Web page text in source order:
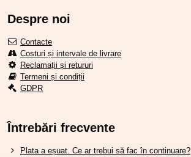
Despre noi
Contacte
Costuri și intervale de livrare
Reclamații și retururi
Termeni și condiții
GDPR
Întrebări frecvente
Plata a eșuat. Ce ar trebui să fac în continuare?